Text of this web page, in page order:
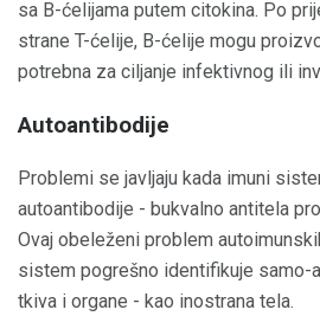
sa B-ćelijama putem citokina. Po
strane T-ćelije, B-ćelije mogu
potrebna za ciljanje infektivnog ili
Autoantibodije
Problemi se javljaju kada imuni
autoantibodije - bukvalno antitela
Ovaj obeleženi problem
sistem pogrešno identifikuje samo-
tkiva i organe - kao inostrana tela.